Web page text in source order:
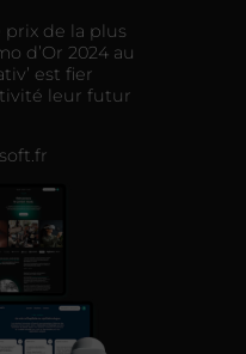
de la plus
d’Or 2024 au
est fier
leur futur